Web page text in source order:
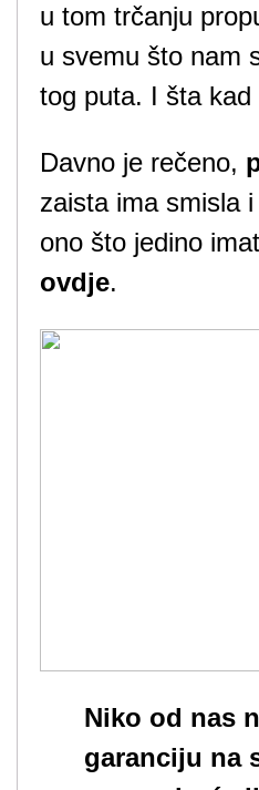
u tom trčanju
u svemu što nam
tog puta. I šta
Davno je rečeno,
zaista ima smisla
ono što jedino
ovdje.
Niko od nas
garanciju na